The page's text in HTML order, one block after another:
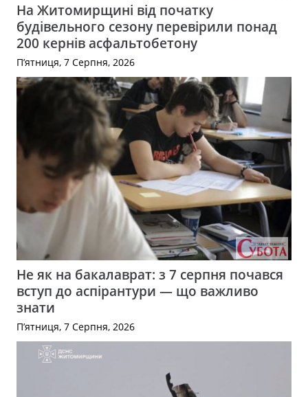
На Житомирщині від початку
будівельного сезону перевірили понад
200 кернів асфальтобетону
П’ятниця, 7 Серпня, 2026
Не як на бакалаврат: з 7 серпня почався
вступ до аспірантури — що важливо
знати
П’ятниця, 7 Серпня, 2026